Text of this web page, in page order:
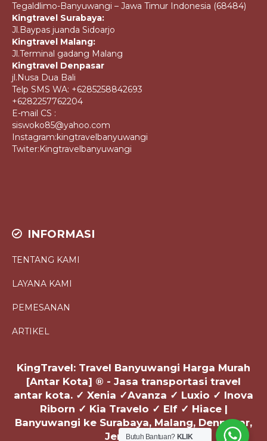
Tegaldlimo-Banyuwangi – Jawa Timur Indonesia (68484)
Kingtravel Surabaya:
Jl.Baypas juanda Sidoarjo
Kingtravel Malang:
Jl.Terminal gadang Malang
Kingtravel Denpasar
jl.Nusa Dua Bali
Telp SMS WA: +6285258842693
+6282257762204
E-mail CS :
siswoko85@yahoo.com
Instagram:kingtravelbanyuwangi
Twiter:Kingtravelbanyuwangi
INFORMASI
TENTANG KAMI
LAYANA KAMI
PEMESANAN
ARTIKEL
KingTravel: Travel Banyuwangi Harga Murah
[Antar Kota] ® - Jasa transportasi travel
antar kota. ✓ Xenia ✓Avanza ✓ Luxio ✓ Inova
Riborn ✓ Kia Travelo ✓ Elf ✓ Hiace |
Banyuwangi ke Surabaya, Malang, Denpasar,
Jember PP
Butuh Bantuan? KLIK